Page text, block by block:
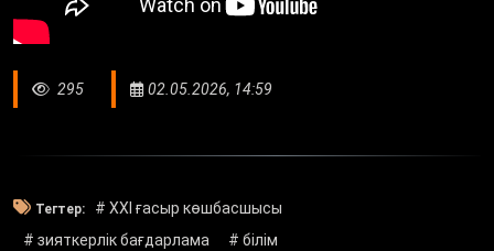
295 02.05.2026, 14:59
Тегтер:
# XXI ғасыр көшбасшысы
# зияткерлік бағдарлама
# білім